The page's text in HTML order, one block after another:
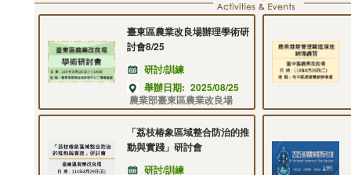
臺東區農業改良場辦理學術研
討會8/25
研討/訓練
舉辦日期: 2025/08/25
農業部臺東區農業改良場
「荔枝椿象區域整合防治的推
動與實踐」研討會
研討/訓練